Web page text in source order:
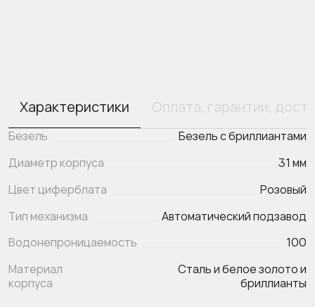
Характеристики Оплата, гарантии,
Безель
Безель с бриллиантами
Диаметр корпуса
31 мм
Цвет циферблата
Розовый
Тип механизма
Автоматический подзавод
Водонепроницаемость
100
Материал
корпуса
Сталь и белое золото и
бриллианты